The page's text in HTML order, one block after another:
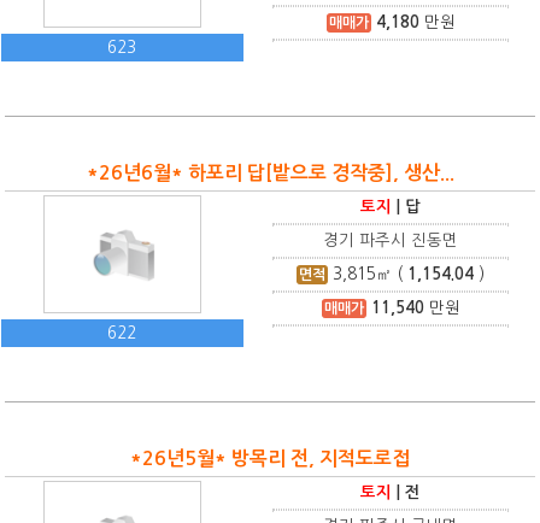
623
매매가 4,180만원
*26년6월* 하포리 답[밭으로 경작중], 생산...
622
토지 답
경기 파주시 진동면
면적 3,815 ㎡ ( 1,154.04 )
매매가 11,540만원
*26년5월* 방목리 전, 지적도로접
토지 |전